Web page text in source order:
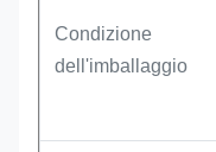
Condizione
dell'imballaggio